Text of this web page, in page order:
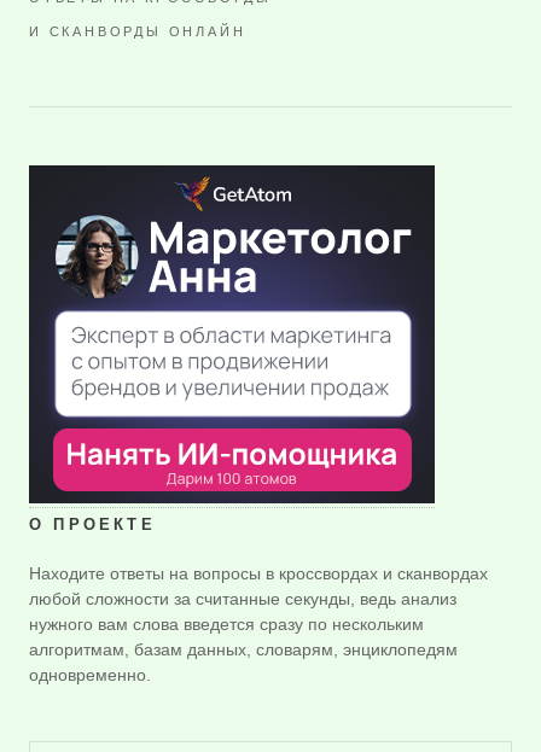
И СКАНВОРДЫ ОНЛАЙН
О ПРОЕКТЕ
Находите ответы на вопросы в кроссвордах и сканвордах
любой сложности за считанные секунды, ведь анализ
нужного вам слова введется сразу по нескольким
алгоритмам, базам данных, словарям, энциклопедям
одновременно.